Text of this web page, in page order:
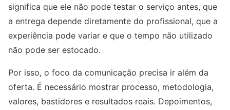
significa que ele não pode testar o serviço antes, que
a entrega depende diretamente do profissional, que a
experiência pode variar e que o tempo não utilizado
não pode ser estocado.
Por isso, o foco da comunicação precisa ir além da
oferta. É necessário mostrar processo, metodologia,
valores, bastidores e resultados reais. Depoimentos,